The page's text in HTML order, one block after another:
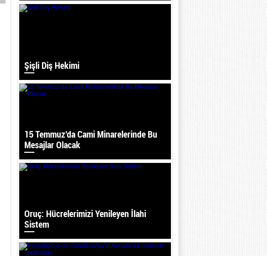
Şişli Diş Hekimi
15 Temmuz’da Cami Minarelerinde Bu
Mesajlar Olacak
Oruç: Hücrelerimizi Yenileyen İlahi
Sistem